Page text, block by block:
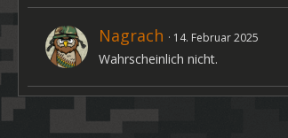
Nagrach 14. Februar 2025
Wahrscheinlich nicht.